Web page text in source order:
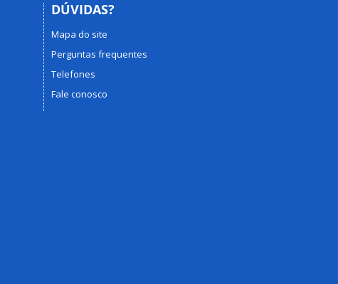
DÚVIDAS?
Mapa do site
Perguntas frequentes
Telefones
Fale conosco